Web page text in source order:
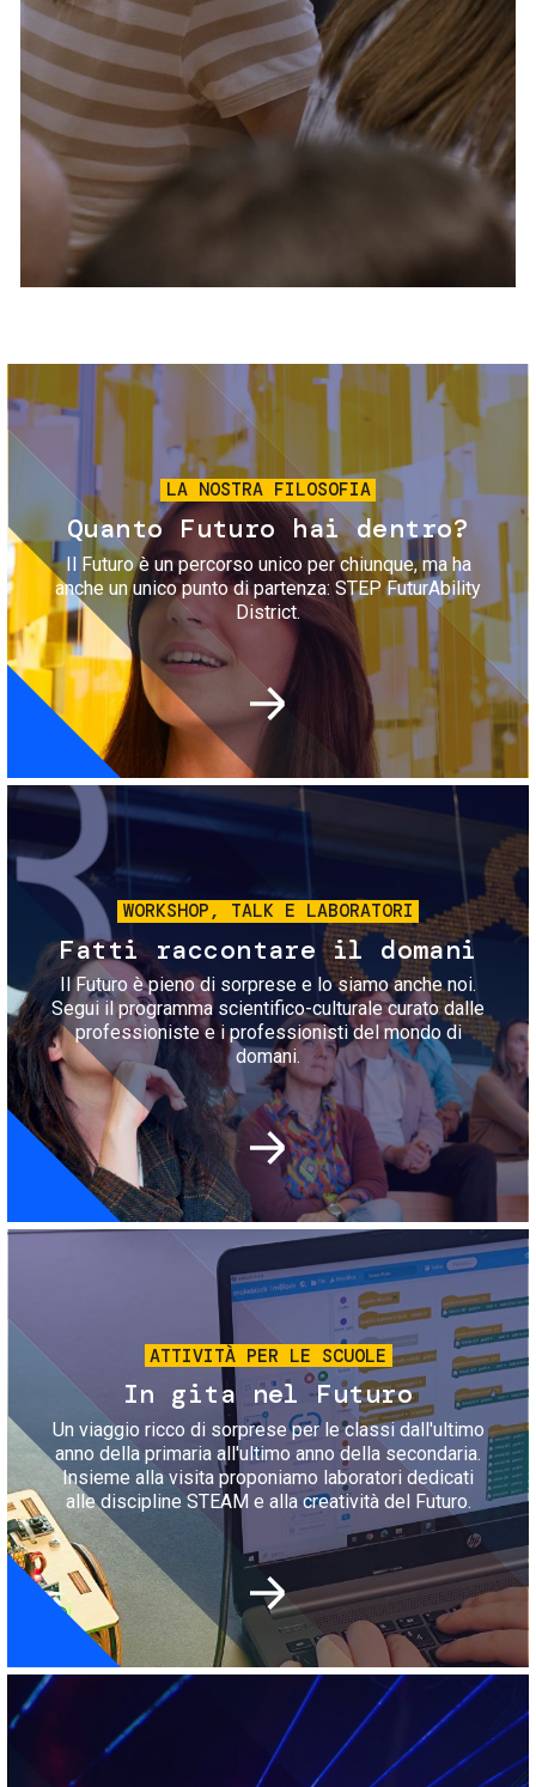
Servizi e accessibilità
Contatti
FAQ
Biglietti
Immagine
LA NOSTRA FILOSOFIA
Quanto Futuro hai dentro?
Il Futuro è un percorso unico per chiunque, ma ha
anche un unico punto di partenza: STEP FuturAbility
District.
Immagine
WORKSHOP, TALK E LABORATORI
Fatti raccontare il domani
Il Futuro è pieno di sorprese e lo siamo anche noi.
Segui il programma scientifico-culturale curato dalle
professioniste e i professionisti del mondo di
domani.
Immagine
ATTIVITÀ PER LE SCUOLE
In gita nel Futuro
Un viaggio ricco di sorprese per le classi dall'ultimo
anno della primaria all'ultimo anno della secondaria.
Insieme alla visita proponiamo laboratori dedicati
alle discipline STEAM e alla creatività del Futuro.
Immagine